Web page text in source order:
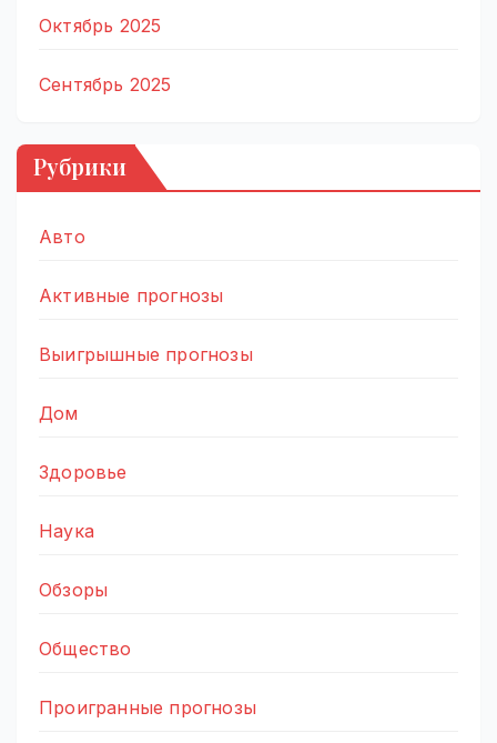
Октябрь 2025
Сентябрь 2025
Рубрики
Авто
Активные прогнозы
Выигрышные прогнозы
Дом
Здоровье
Наука
Обзоры
Общество
Проигранные прогнозы